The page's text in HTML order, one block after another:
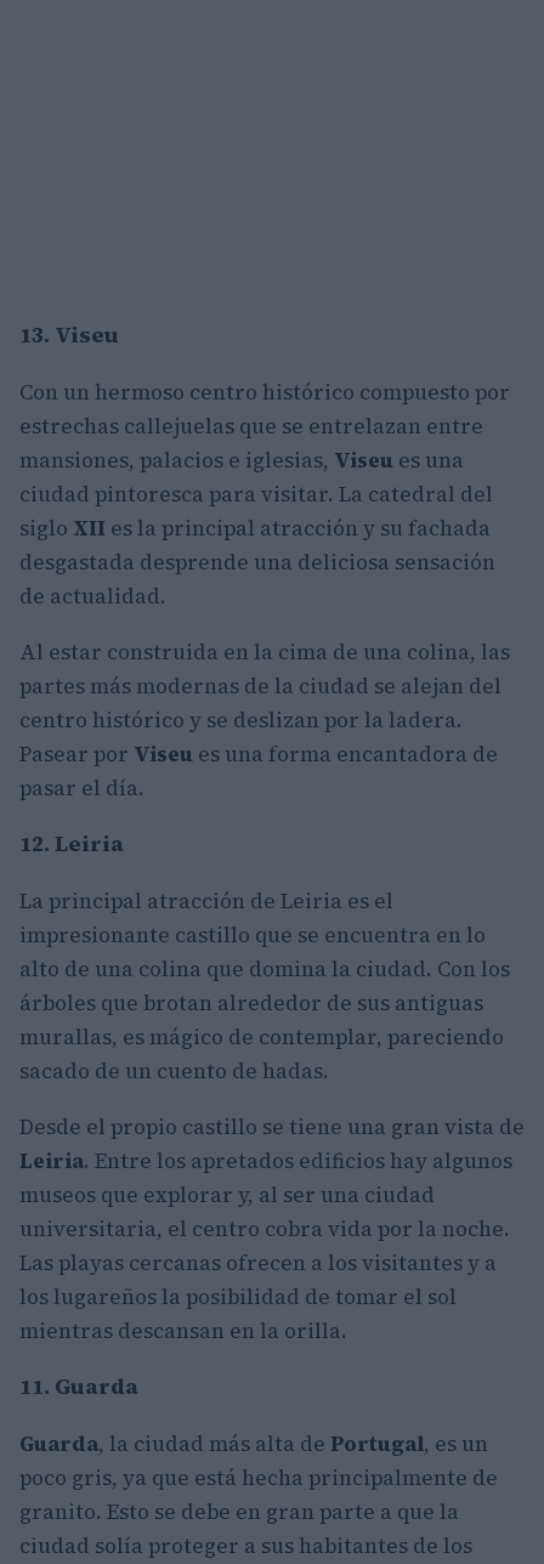
13. Viseu
Con un hermoso centro histórico compuesto por
estrechas callejuelas que se entrelazan entre
mansiones, palacios e iglesias, Viseu es una
ciudad pintoresca para visitar. La catedral del
siglo XII es la principal atracción y su fachada
desgastada desprende una deliciosa sensación
de actualidad.
Al estar construida en la cima de una colina, las
partes más modernas de la ciudad se alejan del
centro histórico y se deslizan por la ladera.
Pasear por Viseu es una forma encantadora de
pasar el día.
12. Leiria
La principal atracción de Leiria es el
impresionante castillo que se encuentra en lo
alto de una colina que domina la ciudad. Con los
árboles que brotan alrededor de sus antiguas
murallas, es mágico de contemplar, pareciendo
sacado de un cuento de hadas.
Desde el propio castillo se tiene una gran vista de
Leiria. Entre los apretados edificios hay algunos
museos que explorar y, al ser una ciudad
universitaria, el centro cobra vida por la noche.
Las playas cercanas ofrecen a los visitantes y a
los lugareños la posibilidad de tomar el sol
mientras descansan en la orilla.
11. Guarda
Guarda, la ciudad más alta de Portugal, es un
poco gris, ya que está hecha principalmente de
granito. Esto se debe en gran parte a que la
ciudad solía proteger a sus habitantes de los